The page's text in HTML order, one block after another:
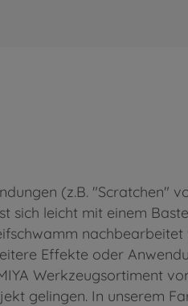
(z.B. "Scratchen"
sich leicht mit einem
nachbearbeitet
Effekte oder
Werkzeugsortiment
gelingen. In unserem